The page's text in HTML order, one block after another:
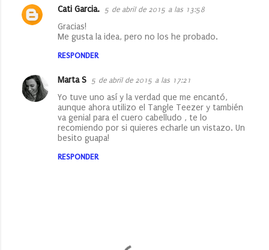
Cati Garcia. 5 de abril de 2015 a las 13:58
Gracias!
Me gusta la idea, pero no los he probado.
RESPONDER
Marta S 5 de abril de 2015 a las 17:21
Yo tuve uno así y la verdad que me encantó,
aunque ahora utilizo el Tangle Teezer y también
va genial para el cuero cabelludo , te lo
recomiendo por si quieres echarle un vistazo. Un
besito guapa!
RESPONDER